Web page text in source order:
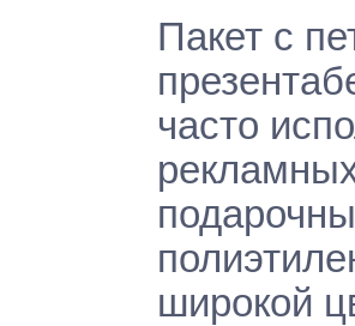
Пакет с
часто
широкой